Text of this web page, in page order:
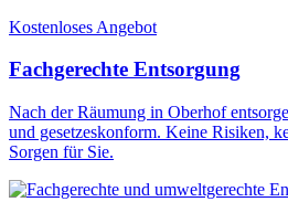
Kostenloses Angebot
Fachgerechte Entsorgung
Nach der Räumung in Oberhof
und gesetzeskonform. Keine Risiken,
Sorgen für Sie.